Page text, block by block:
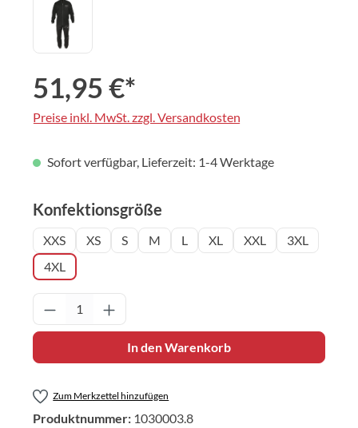
51,95 €*
Preise inkl. MwSt. zzgl. Versandkosten
Sofort verfügbar, Lieferzeit: 1-4 Werktage
Konfektionsgröße
XXS XS S M L XL XXL
3XL
4XL
Produkt Anzahl: Gib den gewünschten
In den Warenkorb
Zum Merkzettel hinzufügen
Produktnummer: 1030003.8